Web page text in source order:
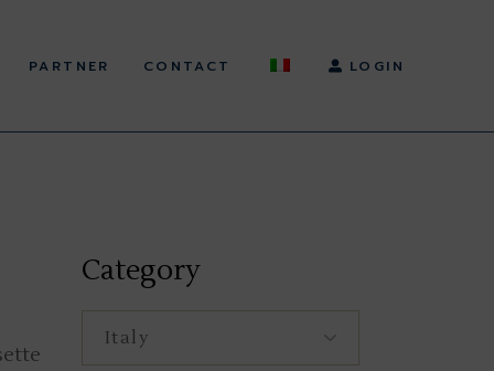
PARTNER CONTACT LOGIN
Category